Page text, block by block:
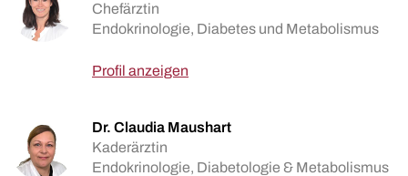
Chefärztin
Endokrinologie, Diabetes und Metabolismus
Profil anzeigen
Dr. Claudia Maushart
Kaderärztin
Endokrinologie, Diabetologie & Metabolismus